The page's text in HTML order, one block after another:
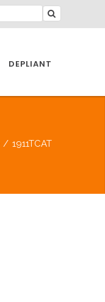
DEPLIANT
/ 1911TCAT